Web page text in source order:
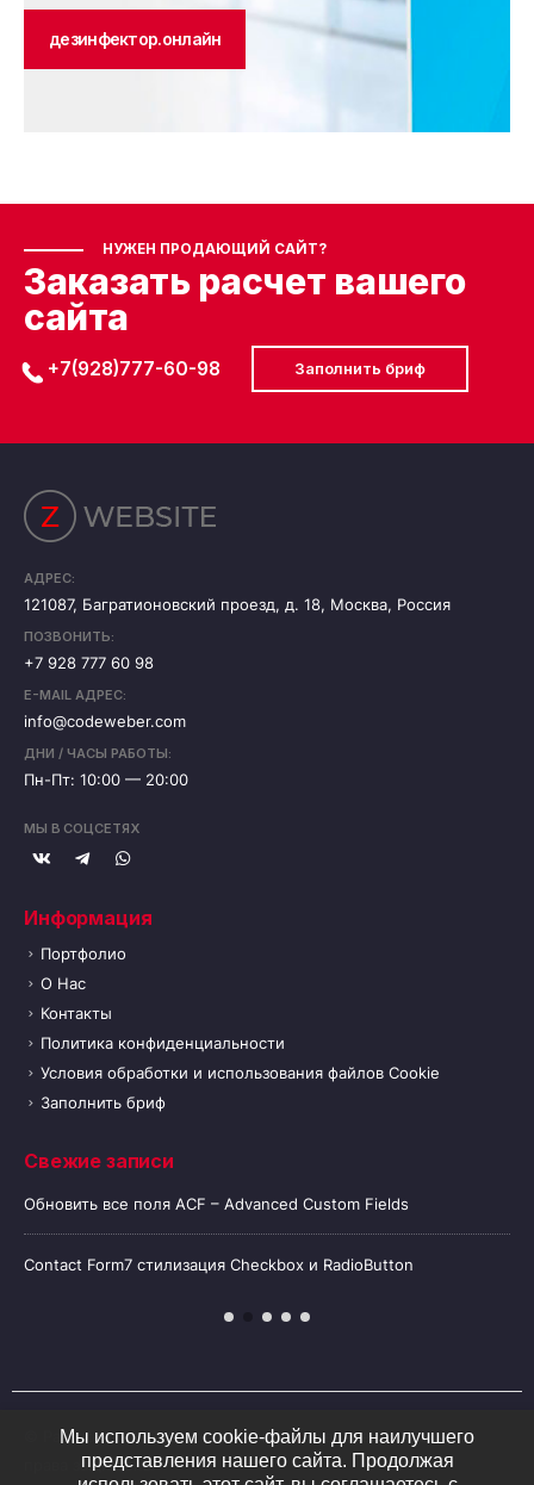
дезинфектор.онлайн
НУЖЕН ПРОДАЮЩИЙ САЙТ?
Заказать расчет вашего
сайта
+7(928)777-60-98 Заполнить бриф
АДРЕС:
121087, Багратионовский проезд, д. 18, Москва, Россия
ПОЗВОНИТЬ:
+7 928 777 60 98
E-MAIL АДРЕС:
info@codeweber.com
ДНИ / ЧАСЫ РАБОТЫ:
Пн-Пт: 10:00 — 20:00
МЫ В СОЦСЕТЯХ
Информация
Портфолио
О Нас
Контакты
Политика конфиденциальности
Условия обработки и использования файлов Cookie
Заполнить бриф
Свежие записи
Обновить все поля ACF – Advanced Custom Fields
Contact Form7 стилизация Checkbox и RadioButton
© Разработка и SEO продвижениеz-website.ru.2020. Все
права защищены
Мы используем cookie-файлы для наилучшего
представления нашего сайта. Продолжая